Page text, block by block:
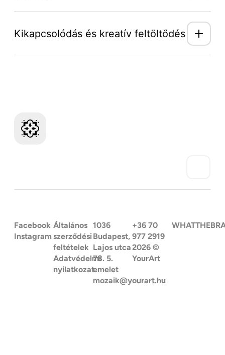
Kikapcsolódás és kreatív feltöltődés
Facebook
Instagram
Általános
szerződési
feltételek
Adatvédelmi
nyilatkozat
1036
Budapest,
Lajos utca
78. 5.
emelet
mozaik@yourart.hu
+36 70
977 2919
2026 ©
YourArt